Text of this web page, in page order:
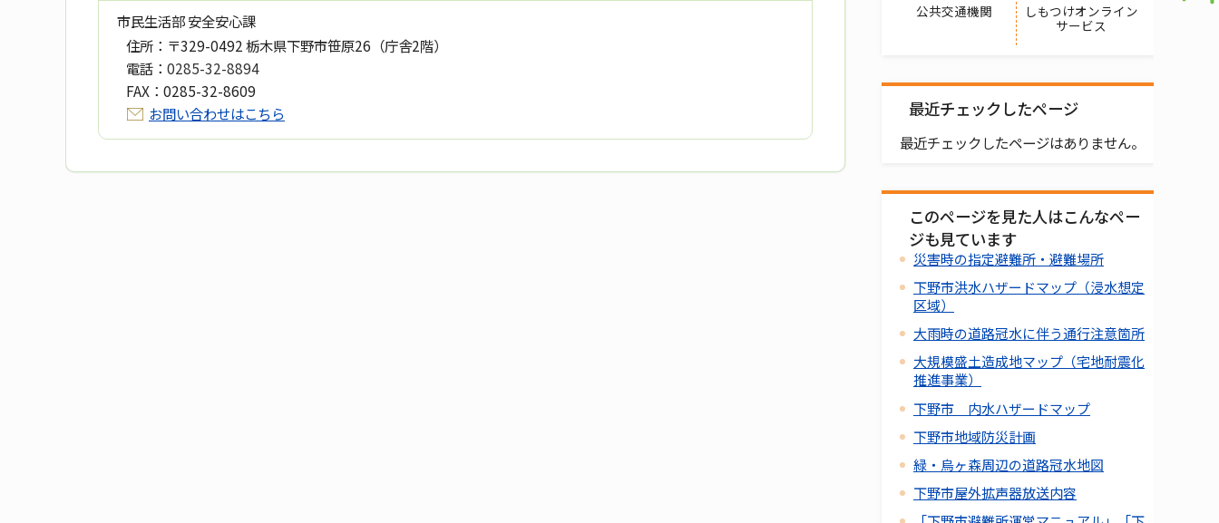
市民生活部 安全安心課
住所： 〒329-0492 栃木県下野市笹原26（庁舎2階）
電話： 0285-32-8894
FAX： 0285-32-8609
お問い合わせはこちら
公共交通機関
しもつけオンライン
サービス
最近チェックしたページ
最近チェックしたページはありません。
このページを見た人はこんなペー
ジも見ています
災害時の指定避難所・避難場所
下野市洪水ハザードマップ（浸水想定
区域）
大雨時の道路冠水に伴う通行注意箇所
大規模盛土造成地マップ（宅地耐震化
推進事業）
下野市 内水ハザードマップ
下野市地域防災計画
緑・烏ヶ森周辺の道路冠水地図
下野市屋外拡声器放送内容